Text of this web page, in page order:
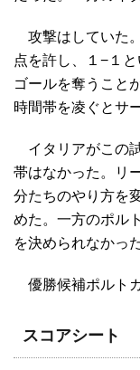
攻撃はしていた。しかし、彼らは後半の立ち上がりに失
点を許し、１−１
ゴールを奪うこと
時間帯を凌ぐとサ
イタリアがこの試合、無理に攻めなければいけない時間
帯はなかった。リ
分たちのやり方を
めた。一方のポル
を決められなかった
優勝候補ポル
スコアシート